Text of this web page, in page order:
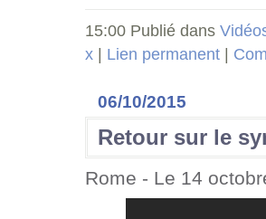
15:00 Publié dans
x | Lien permanent |
06/10/2015
Retour sur le
Rome - Le 14